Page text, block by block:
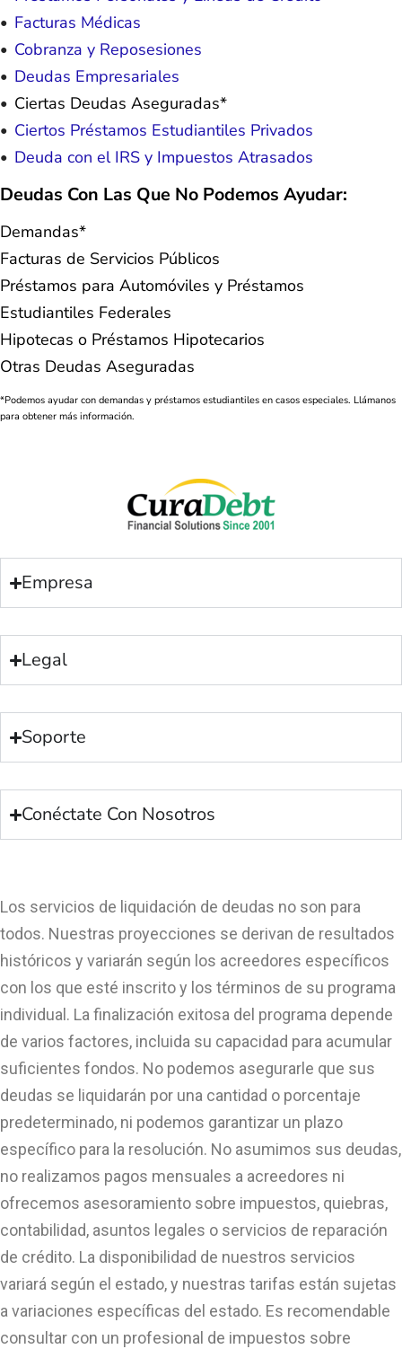
Facturas Médicas
Cobranza y Reposesiones
Deudas Empresariales
Ciertas Deudas Aseguradas*
Ciertos Préstamos Estudiantiles Privados
Deuda con el IRS y Impuestos Atrasados
Deudas Con Las Que No Podemos Ayudar:
Demandas*
Facturas de Servicios Públicos
Préstamos para Automóviles y Préstamos
Estudiantiles Federales
Hipotecas o Préstamos Hipotecarios
Otras Deudas Aseguradas
*Podemos ayudar con demandas y préstamos estudiantiles en casos especiales. Llámanos
para obtener más información.
Empresa
Legal
Soporte
Conéctate Con Nosotros
Los servicios de liquidación de deudas no son para
todos. Nuestras proyecciones se derivan de resultados
históricos y variarán según los acreedores específicos
con los que esté inscrito y los términos de su programa
individual. La finalización exitosa del programa depende
de varios factores, incluida su capacidad para acumular
suficientes fondos. No podemos asegurarle que sus
deudas se liquidarán por una cantidad o porcentaje
predeterminado, ni podemos garantizar un plazo
específico para la resolución. No asumimos sus deudas,
no realizamos pagos mensuales a acreedores ni
ofrecemos asesoramiento sobre impuestos, quiebras,
contabilidad, asuntos legales o servicios de reparación
de crédito. La disponibilidad de nuestros servicios
variará según el estado, y nuestras tarifas están sujetas
a variaciones específicas del estado. Es recomendable
consultar con un profesional de impuestos sobre